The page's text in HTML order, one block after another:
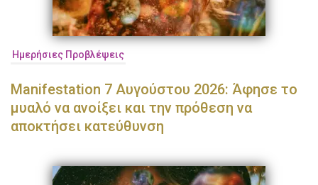
Ημερήσιες Προβλέψεις
Manifestation 7 Αυγούστου 2026: Άφησε το
μυαλό να ανοίξει και την πρόθεση να
αποκτήσει κατεύθυνση